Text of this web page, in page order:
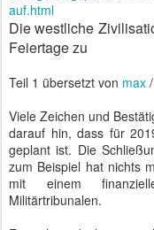
auf.html
Die westliche
Feiertage zu
Teil 1 übersetzt von max
Viele Zeichen und
darauf hin, dass für
geplant ist. Die
zum Beispiel hat nichts
mit einem
Militärtribunalen.